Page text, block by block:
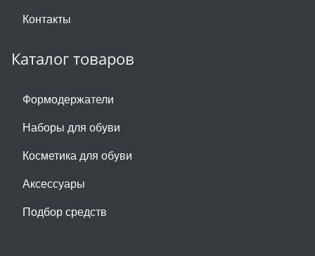
Контакты
Каталог товаров
Формодержатели
Наборы для обуви
Косметика для обуви
Аксессуары
Подбор средств